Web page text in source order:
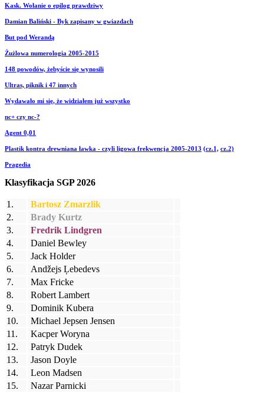
Kask. Wołanie o epilog prawdziwy
Damian Baliński - Byk zapisany w gwiazdach
But pod Werandą
Żużlowa numerologia 2005-2015
148 powodów, żebyście się wynosili
Ultras, piknik i 47 innych
Wydawało mi się, że widziałem już wszystko
nc+ czy nc-?
Agent 0,01
Plastik kontra drewniana ławka - czyli ligowa frekwencja 2005-2013 (cz.1, cz.2)
Pragedia
Klasyfikacja SGP 2026
1.
Bartosz Zmarzlik
2.
Brady Kurtz
3.
Fredrik Lindgren
4.
Daniel Bewley
5.
Jack Holder
6.
Andžejs Ļebedevs
7.
Max Fricke
8.
Robert Lambert
9.
Dominik Kubera
10.
Michael Jepsen Jensen
11.
Kacper Woryna
12.
Patryk Dudek
13.
Jason Doyle
14.
Leon Madsen
15.
Nazar Parnicki